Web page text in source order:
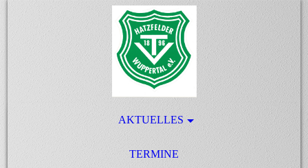
AKTUELLES
TERMINE